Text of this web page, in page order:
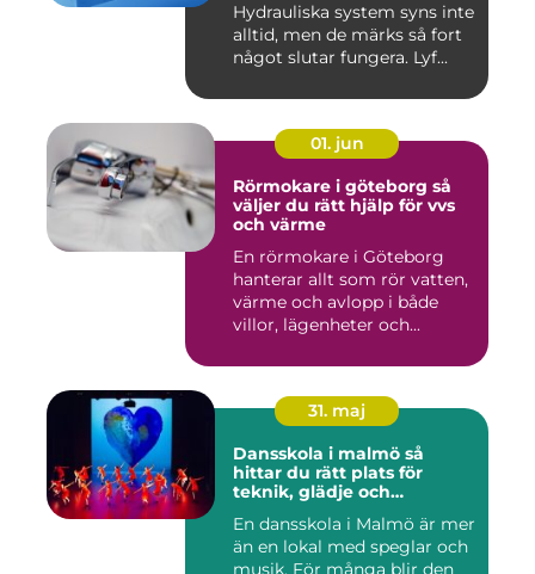
Hydrauliska system syns inte
alltid, men de märks så fort
något slutar fungera. Lyf...
01. jun
Rörmokare i göteborg så
väljer du rätt hjälp för vvs
och värme
En rörmokare i Göteborg
hanterar allt som rör vatten,
värme och avlopp i både
villor, lägenheter och...
31. maj
Dansskola i malmö så
hittar du rätt plats för
teknik, glädje och
En dansskola i Malmö är mer
än en lokal med speglar och
musik. För många blir den